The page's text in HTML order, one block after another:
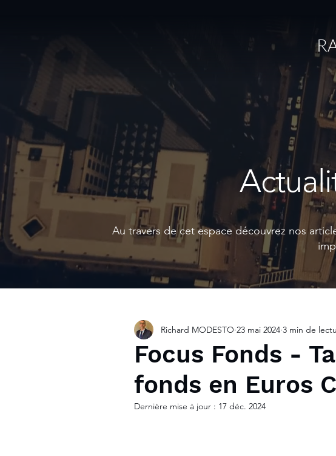
Au travers de cet espace découvrez nos
Focus Fonds -
fonds en Euros
Richard MODESTO 23 mai 2024 3 min de
Dernière mise à jour : 17 déc. 2024